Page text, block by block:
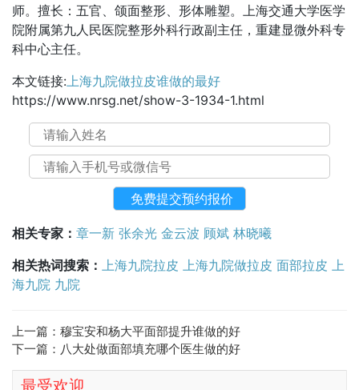
师。擅长：五官、颌面整形、形体雕塑。上海交通大学医学
院附属第九人民医院整形外科行政副主任，重建显微外科专
科中心主任。
本文链接:上海九院做拉皮谁做的最好
https://www.nrsg.net/show-3-1934-1.html
相关专家： 章一新 张余光 金云波 顾斌 林晓曦
相关热词搜索： 上海九院拉皮 上海九院做拉皮 面部拉皮 上
海九院 九院
上一篇： 穆宝安和杨大平面部提升谁做的好
下一篇： 八大处做面部填充哪个医生做的好
最受欢迎